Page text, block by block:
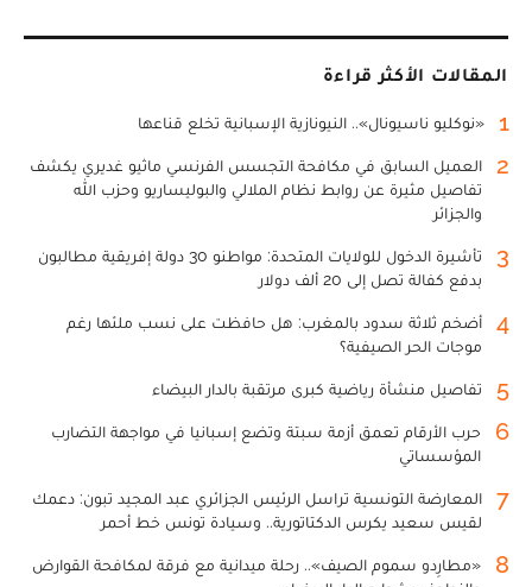
المقالات الأكثر قراءة
1 «نوكليو ناسيونال».. النيونازية الإسبانية تخلع قناعها
2
العميل السابق في مكافحة التجسس الفرنسي ماثيو غديري يكشف
تفاصيل مثيرة عن روابط نظام الملالي والبوليساريو وحزب الله
والجزائر
3
تأشيرة الدخول للولايات المتحدة: مواطنو 30 دولة إفريقية مطالبون
بدفع كفالة تصل إلى 20 ألف دولار
4
أضخم ثلاثة سدود بالمغرب: هل حافظت على نسب ملئها رغم
موجات الحر الصيفية؟
5 تفاصيل منشأة رياضية كبرى مرتقبة بالدار البيضاء
6
حرب الأرقام تعمق أزمة سبتة وتضع إسبانيا في مواجهة التضارب
المؤسساتي
7
المعارضة التونسية تراسل الرئيس الجزائري عبد المجيد تبون: دعمك
لقيس سعيد يكرس الدكتاتورية.. وسيادة تونس خط أحمر
8
«مطارِدو سموم الصيف».. رحلة ميدانية مع فرقة لمكافحة القوارض